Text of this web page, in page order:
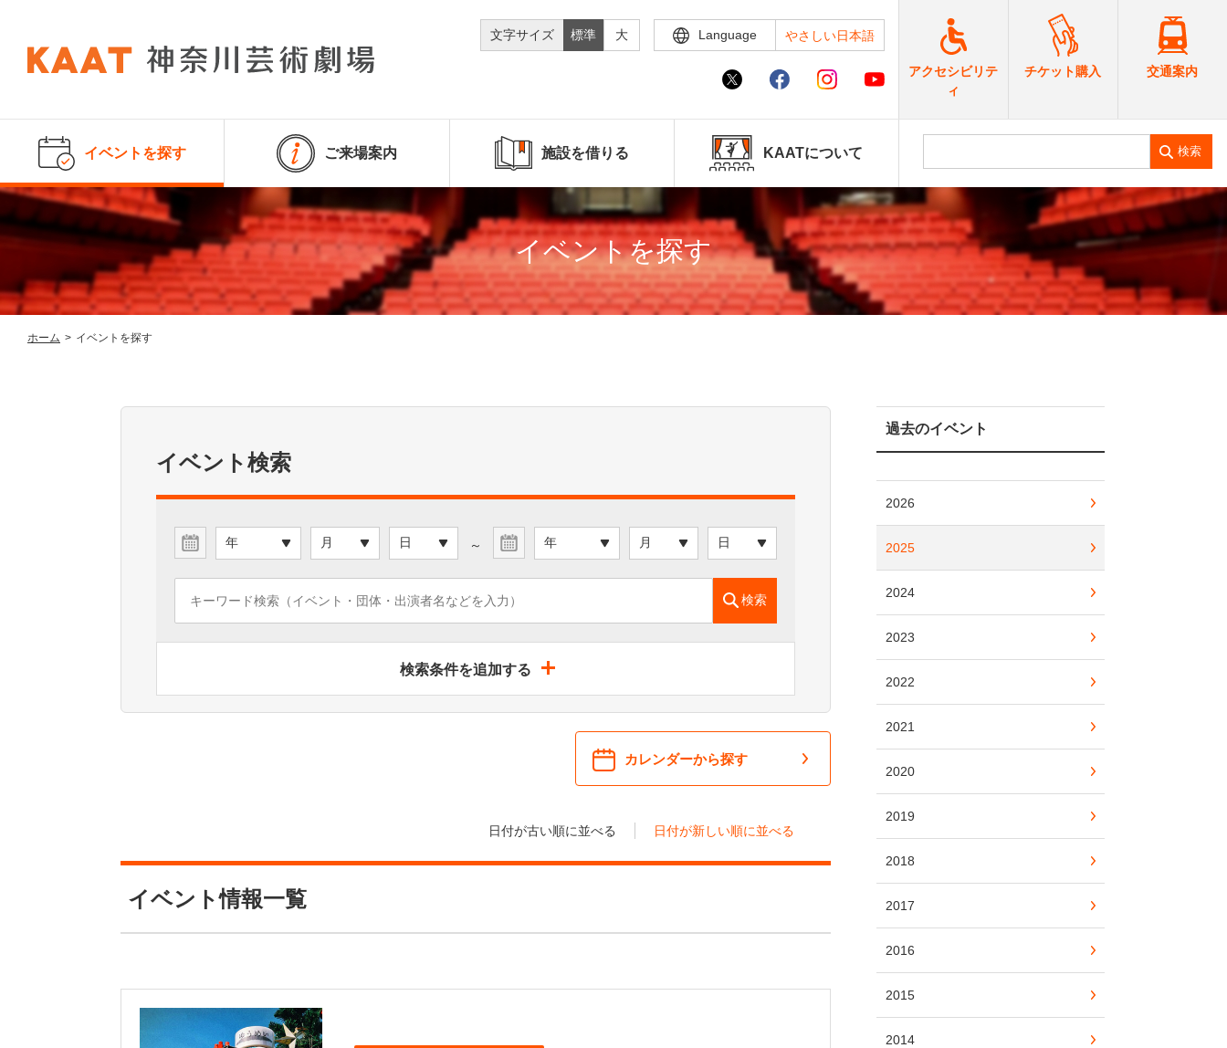
文字サイズ 標準 大 Language やさしい日本語
アクセシビリテ
ィ
チケット購入 交通案内
イベントを探す ご来場案内 施設を借りる KAATについて 検索
イベントを探す
ホーム > イベントを探す
イベント検索
～
検索
検索条件を追加する
カレンダーから探す
日付が古い順に並べる 日付が新しい順に並べる
イベント情報一覧
過去のイベント
2026
2025
2024
2023
2022
2021
2020
2019
2018
2017
2016
2015
2014